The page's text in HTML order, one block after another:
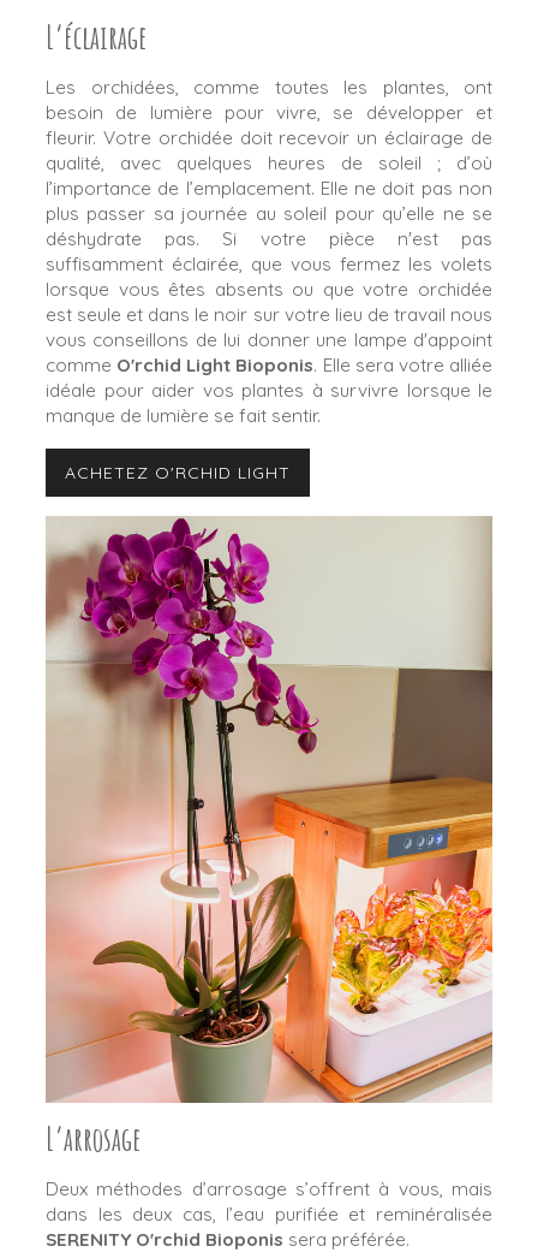
L’éclairage
Les orchidées, comme toutes les plantes, ont
besoin de lumière pour vivre, se développer et
fleurir. Votre orchidée doit recevoir un éclairage de
qualité, avec quelques heures de soleil ; d’où
l’importance de l’emplacement. Elle ne doit pas non
plus passer sa journée au soleil pour qu’elle ne se
déshydrate pas. Si votre pièce n'est pas
suffisamment éclairée, que vous fermez les volets
lorsque vous êtes absents ou que votre orchidée
est seule et dans le noir sur votre lieu de travail nous
vous conseillons de lui donner une lampe d'appoint
comme O'rchid Light Bioponis. Elle sera votre alliée
idéale pour aider vos plantes à survivre lorsque le
manque de lumière se fait sentir.
ACHETEZ O'RCHID LIGHT
L’arrosage
Deux méthodes d’arrosage s’offrent à vous, mais
dans les deux cas, l’eau purifiée et reminéralisée
SERENITY O'rchid Bioponis sera préférée.